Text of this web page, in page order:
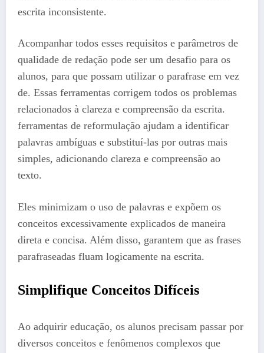
escrita inconsistente.
Acompanhar todos esses requisitos e parâmetros de
qualidade de redação pode ser um desafio para os
alunos, para que possam utilizar o parafrase em vez
de. Essas ferramentas corrigem todos os problemas
relacionados à clareza e compreensão da escrita.
ferramentas de reformulação ajudam a identificar
palavras ambíguas e substituí-las por outras mais
simples, adicionando clareza e compreensão ao
texto.
Eles minimizam o uso de palavras e expõem os
conceitos excessivamente explicados de maneira
direta e concisa. Além disso, garantem que as frases
parafraseadas fluam logicamente na escrita.
Simplifique Conceitos Difíceis
Ao adquirir educação, os alunos precisam passar por
diversos conceitos e fenômenos complexos que